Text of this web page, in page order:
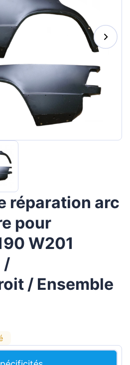
Magyar
Lietuvių
Latvian
Slovenčina
réparation arc
pour
W201
/
/ Ensemble